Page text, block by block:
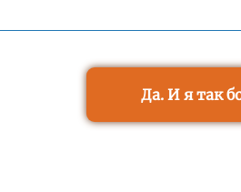
Да. И я так